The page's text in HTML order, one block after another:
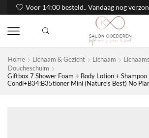
Voor 14:00 besteld.. Vandaag nog
Home Lichaam & Gezicht Lichaam
Doucheschuim
Giftbox 7 Shower Foam + Body Lotion + Shampoo
Condi+B34:B35tioner Mini (Nature’s Best) No